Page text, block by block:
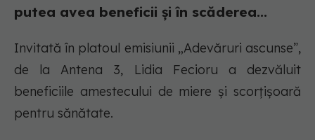
putea avea beneficii și în scăderea...
Invitată în platoul emisiunii „Adevăruri ascunse”,
de la Antena 3, Lidia Fecioru a dezvăluit
beneficiile amestecului de miere și scorțișoară
pentru sănătate.